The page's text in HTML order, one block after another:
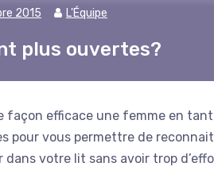
2015 L'Équipe
plus ouvertes?
efficace une femme en
pour vous permettre de
votre lit sans avoir trop